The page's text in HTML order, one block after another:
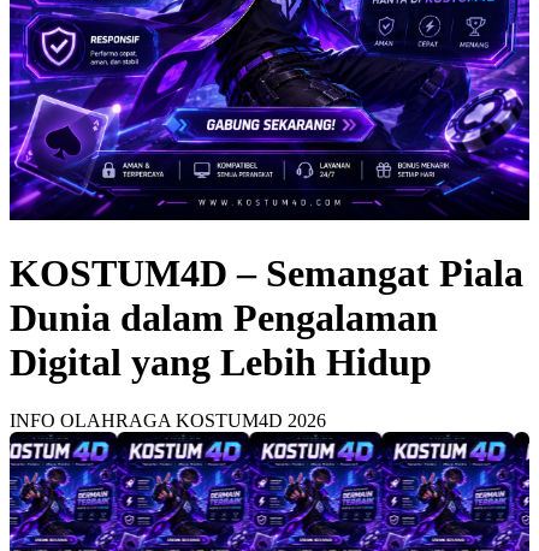
KOSTUM4D – Semangat Piala
Dunia dalam Pengalaman
Digital yang Lebih Hidup
INFO OLAHRAGA KOSTUM4D 2026